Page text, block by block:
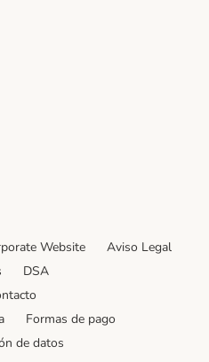
Method
Method
Shipping Method
Website
Aviso Legal
DSA
Formas de pago
de datos